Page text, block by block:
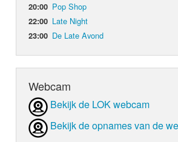
Info
20:00 Pop Shop
22:00 Late Night
23:00 De Late Avond
Webcam
Bekijk de LOK webcam
Bekijk de opnames van de